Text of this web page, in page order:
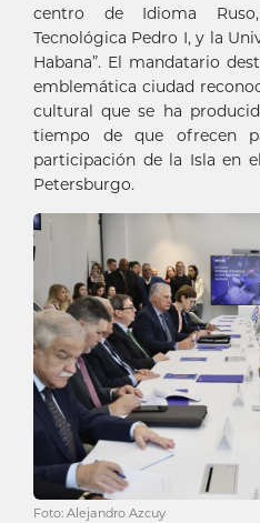
centro de Idioma
Tecnológica Pedro I, y la
Habana”. El mandatario
emblemática ciudad
cultural que se ha
tiempo de que ofrecen
participación de la Isla en
Petersburgo.
Foto: Alejandro Azcuy